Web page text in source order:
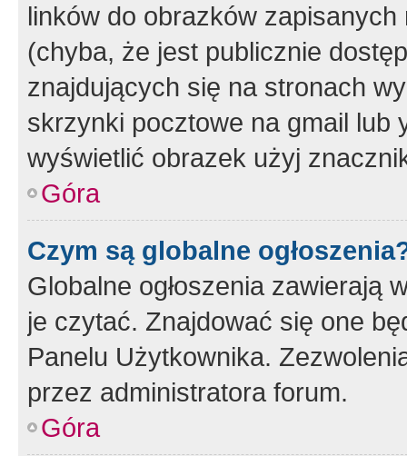
linków do obrazków
(chyba, że jest publicznie
znajdujących się na stronach
skrzynki pocztowe na gmail lub
wyświetlić obrazek użyj
Góra
Czym są globalne
Globalne ogłoszenia zawierają
je czytać. Znajdować się one
Panelu Użytkownika.
przez administratora forum.
Góra